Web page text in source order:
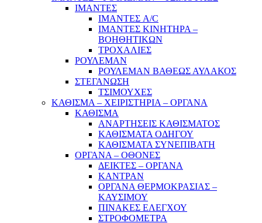
ΙΜΑΝΤΕΣ
ΙΜΑΝΤΕΣ A/C
ΙΜΑΝΤΕΣ ΚΙΝΗΤΗΡΑ –
ΒΟΗΘΗΤΙΚΩΝ
ΤΡΟΧΑΛΙΕΣ
ΡΟΥΛΕΜΑΝ
ΡΟΥΛΕΜΑΝ ΒΑΘΕΩΣ ΑΥΛΑΚΟΣ
ΣΤΕΓΑΝΩΣΗ
ΤΣΙΜΟΥΧΕΣ
ΚΑΘΙΣΜΑ – ΧΕΙΡΙΣΤΗΡΙΑ – ΟΡΓΑΝΑ
ΚΑΘΙΣΜΑ
ΑΝΑΡΤΗΣΕΙΣ ΚΑΘΙΣΜΑΤΟΣ
ΚΑΘΙΣΜΑΤΑ ΟΔΗΓΟΥ
ΚΑΘΙΣΜΑΤΑ ΣΥΝΕΠΙΒΑΤΗ
ΟΡΓΑΝΑ – ΟΘΟΝΕΣ
ΔΕΙΚΤΕΣ – ΟΡΓΑΝΑ
ΚΑΝΤΡΑΝ
ΟΡΓΑΝΑ ΘΕΡΜΟΚΡΑΣΙΑΣ –
ΚΑΥΣΙΜΟΥ
ΠΙΝΑΚΕΣ ΕΛΕΓΧΟΥ
ΣΤΡΟΦΟΜΕΤΡΑ